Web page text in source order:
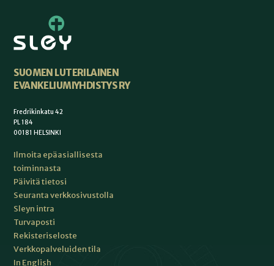
SUOMEN LUTERILAINEN
EVANKELIUMIYHDISTYS RY
Fredrikinkatu 42
PL 184
00181 HELSINKI
Ilmoita epäasiallisesta
toiminnasta
Päivitä tietosi
Seuranta verkkosivustolla
Sleyn intra
Turvaposti
Rekisteriseloste
Verkkopalveluiden tila
In English